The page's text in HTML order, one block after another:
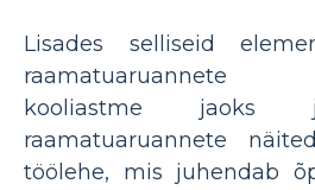
Lisades selliseid
raamatuaruannete
kooliastme jaoks
raamatuaruannete
töölehe, mis juhendab